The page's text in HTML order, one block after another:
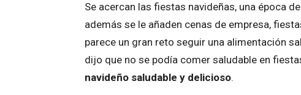
Se acercan las fiestas navideñas, una época
además se le añaden cenas de empresa,
parece un gran reto seguir una alimentación
dijo que no se podía comer saludable en
navideño saludable y delicioso.